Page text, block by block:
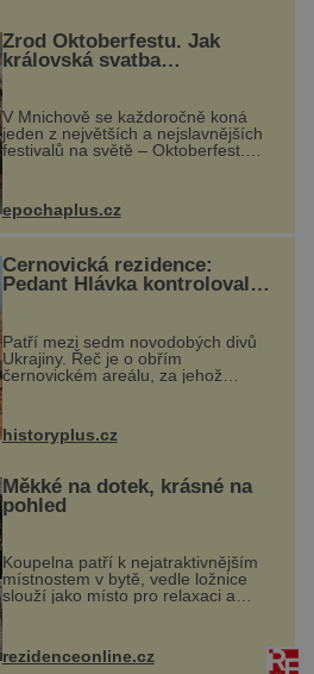
Zrod Oktoberfestu. Jak
královská svatba
odstartovala největší pivní
festival světa
V Mnichově se každoročně koná
jeden z největších a nejslavnějších
festivalů na světě – Oktoberfest.
návštěvníků, kteří si vychutnávají
pivo, tradiční jídlo a bavorskou
kultur...
epochaplus.cz
Černovická rezidence:
Pedant Hlávka kontroloval
Patří mezi sedm novodobých divů
Ukrajiny. Řeč je o obřím
černovickém areálu, za jehož
vznikem stál slavný český architekt
Josef Hlávka. Ten si na něm dal
mimořádně záležet. Jeho stavební
plány by při ...
historyplus.cz
Měkké na dotek, krásné na
pohled
Koupelna patří k nejatraktivnějším
místnostem v bytě, vedle ložnice
slouží jako místo pro relaxaci a
odpočinek. Koupelnový textil –
ručníky, osušky a koberečky –
mohou jako mávnutím kouzelného
proutku...
rezidenceonline.cz